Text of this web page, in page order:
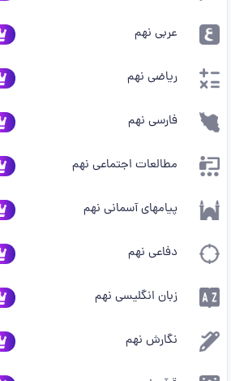
عربی نهم
ریاضی نهم
فارسی نهم
مطالعات اجتماعی نهم
پیامهای آسمانی نهم
دفاعی نهم
زبان انگلیسی نهم
نگارش نهم